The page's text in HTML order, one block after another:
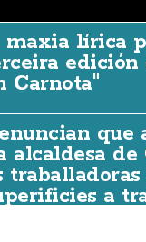
maxia
de
07/AGO./
maxia lírica
edición
Carnota"
que
alcaldesa de
a